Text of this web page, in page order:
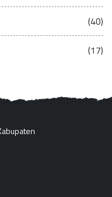
(40)
(17)